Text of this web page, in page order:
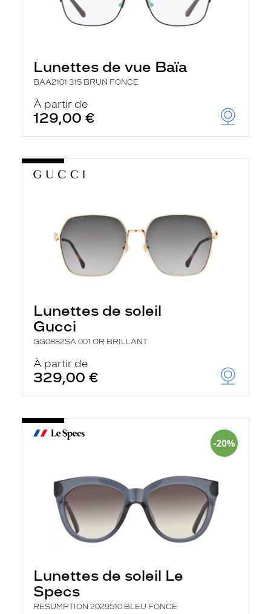
Lunettes de vue Baïa
BAA2101 315 BRUN FONCE
À partir de
129,00 €
Lunettes de soleil
Gucci
GG0882SA 001 OR BRILLANT
À partir de
329,00 €
Lunettes de soleil Le
Specs
RESUMPTION 2029510 BLEU FONCE